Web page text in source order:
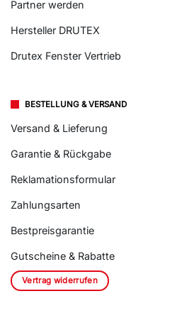
Partner werden
Hersteller DRUTEX
Drutex Fenster Vertrieb
BESTELLUNG & VERSAND
Versand & Lieferung
Garantie & Rückgabe
Reklamationsformular
Zahlungsarten
Bestpreisgarantie
Gutscheine & Rabatte
Vertrag widerrufen